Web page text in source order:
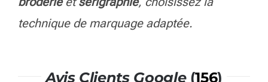
casquettes, bob et bonnetspouradultes
pour enfants.
broderieet sérigraphie, choisissez la